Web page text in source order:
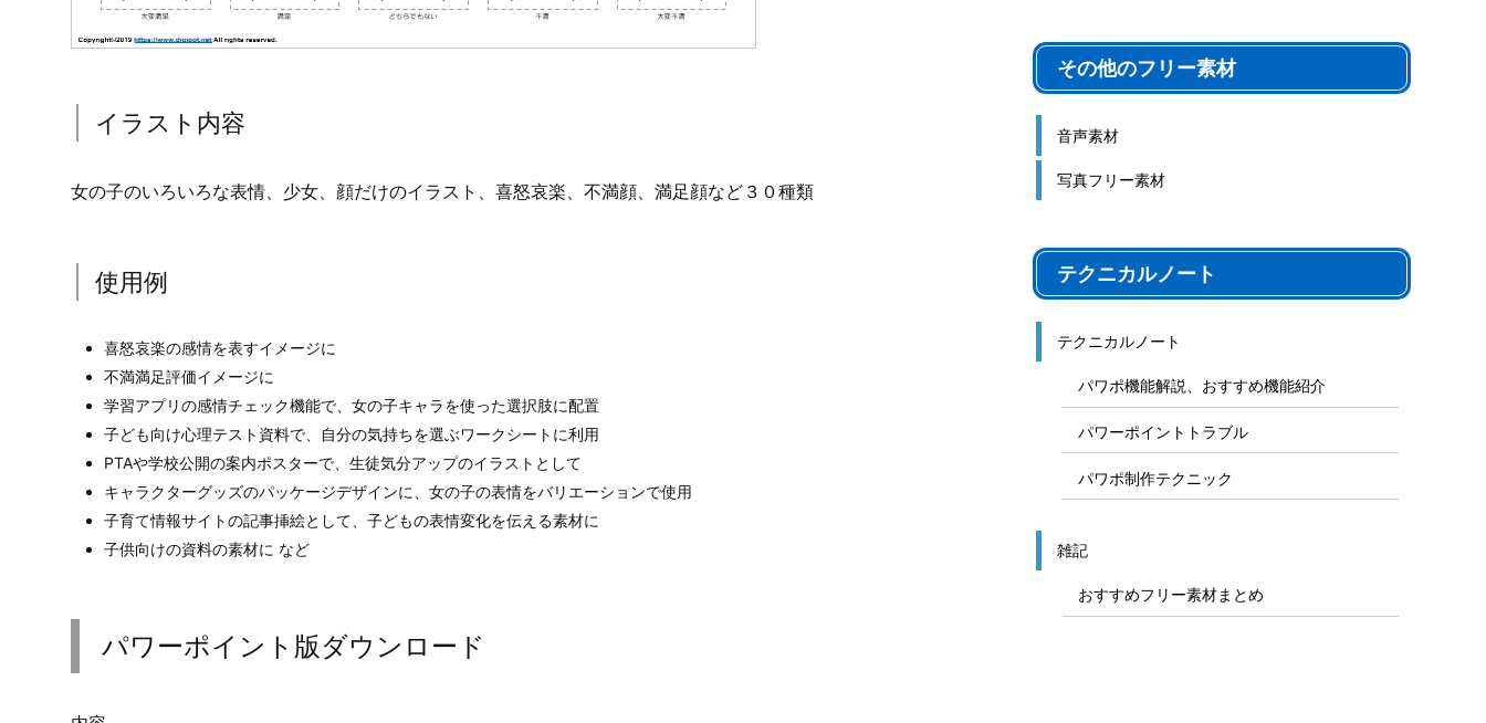
イラスト内容
女の子のいろいろな表情、少女、顔だけのイラスト、喜怒哀楽、不満顔、満足顔など３０種類
使用例
喜怒哀楽の感情を表すイメージに
不満満足評価イメージに
学習アプリの感情チェック機能で、女の子キャラを使った選択肢に配置
子ども向け心理テスト資料で、自分の気持ちを選ぶワークシートに利用
PTAや学校公開の案内ポスターで、生徒気分アップのイラストとして
キャラクターグッズのパッケージデザインに、女の子の表情をバリエーションで使用
子育て情報サイトの記事挿絵として、子どもの表情変化を伝える素材に
子供向けの資料の素材に など
パワーポイント版ダウンロード
その他のフリー素材
音声素材
写真フリー素材
テクニカルノート
テクニカルノート
パワポ機能解説、おすすめ機能紹介
パワーポイントトラブル
パワポ制作テクニック
雑記
おすすめフリー素材まとめ